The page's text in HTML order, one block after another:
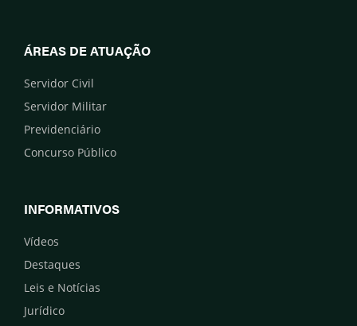
ÁREAS DE ATUAÇÃO
Servidor Civil
Servidor Militar
Previdenciário
Concurso Público
INFORMATIVOS
Vídeos
Destaques
Leis e Notícias
Jurídico